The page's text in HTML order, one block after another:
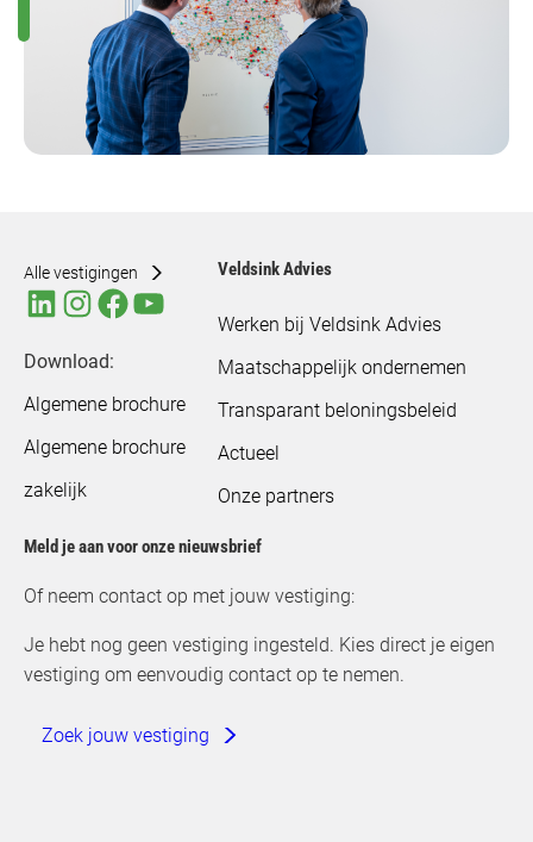
Alle vestigingen
Download:
Algemene brochure
Algemene brochure
zakelijk
Veldsink Advies
Werken bij Veldsink Advies
Maatschappelijk ondernemen
Transparant beloningsbeleid
Actueel
Onze partners
Meld je aan voor onze nieuwsbrief
Of neem contact op met jouw vestiging:
Je hebt nog geen vestiging ingesteld. Kies direct je eigen
vestiging om eenvoudig contact op te nemen.
Zoek jouw vestiging